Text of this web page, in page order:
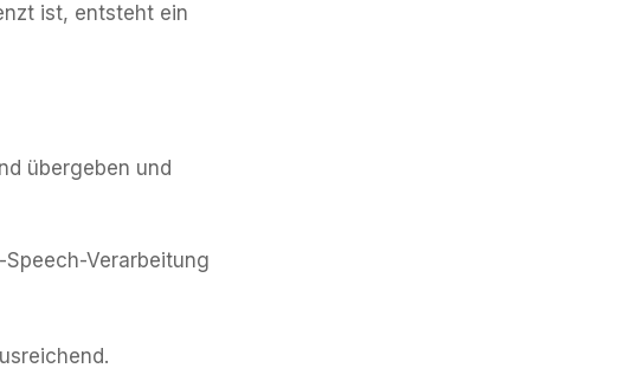
ist, entsteht ein
übergeben und
Verarbeitung